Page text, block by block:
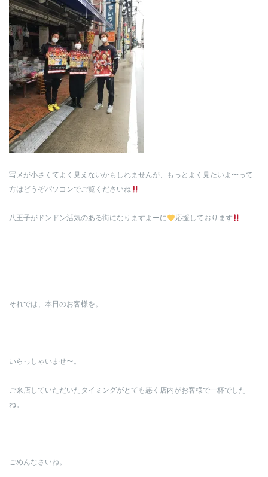
写メが小さくてよく見えないかもしれませんが、もっとよく見たいよ〜って
方はどうぞパソコンでご覧くださいね
八王子がドンドン活気のある街になりますよーに 応援しております
それでは、本日のお客様を。
いらっしゃいませ〜。
ご来店していただいたタイミングがとても悪く店内がお客様で一杯でした
ね。
ごめんなさいね。